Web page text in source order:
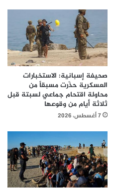
صحيفة إسبانية: الاستخبارات
العسكرية حذّرت مسبقاً من
محاولة اقتحام جماعي لسبتة قبل
ثلاثة أيام من وقوعها
7 أغسطس، 2026